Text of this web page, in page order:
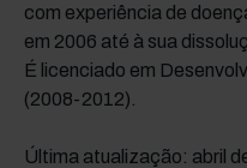
com experiência de
em 2006 até à sua
É licenciado em
(2008-2012).
Última atualização: abril